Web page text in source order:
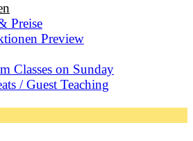
Preise
Preview
Classes on Sunday
/ Guest Teaching